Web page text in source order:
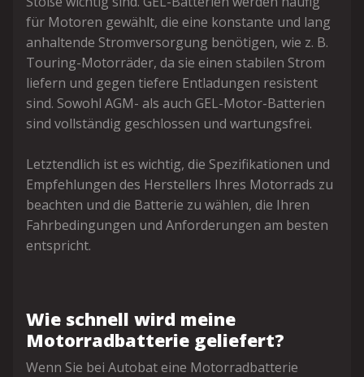
für Motoren gewählt, die eine konstante und lang
anhaltende Stromversorgung benötigen, wie z. B.
Touring-Motorräder, da sie einen stabilen Strom
liefern und gegen tiefere Entladungen resistent
sind. Sowohl AGM- als auch GEL-Motor-Batterien
sind vollständig geschlossen und wartungsfrei.
Letztendlich ist es wichtig, die Spezifikationen und
Empfehlungen des Herstellers Ihres Motorrads zu
beachten und die Batterie zu wählen, die Ihren
Fahrbedingungen und Anforderungen am besten
entspricht.
Wie schnell wird meine
Motorradbatterie geliefert?
Wenn Sie bei Autobat eine Motorradbatterie